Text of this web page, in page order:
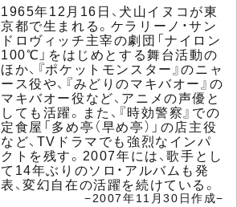
1965年12月16日、犬山イヌコが東
京都で生まれる。ケラリーノ・サン
ドロヴィッチ主宰の劇団「ナイロン
100℃」をはじめとする舞台活動の
ほか、『ポケットモンスター』のニャ
ース役や、『みどりのマキバオー』の
マキバオー役など、アニメの声優と
しても活躍。また、『時効警察』での
定食屋「多め亭（早め亭）」の店主役
など、TVドラマでも強烈なインパ
クトを残す。2007年には、歌手とし
て14年ぶりのソロ・アルバムも発
表、変幻自在の活躍を続けている。
−2007年11月30日作成−